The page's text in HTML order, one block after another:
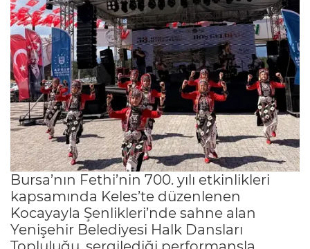
Bursa’nın Fethi’nin 700. yılı etkinlikleri
kapsamında Keles’te düzenlenen
Kocayayla Şenlikleri’nde sahne alan
Yenişehir Belediyesi Halk Dansları